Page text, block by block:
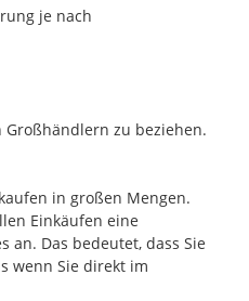
je nach
Großhändlern zu beziehen.
in großen Mengen.
Einkäufen eine
an. Das bedeutet, dass Sie
wenn Sie direkt im